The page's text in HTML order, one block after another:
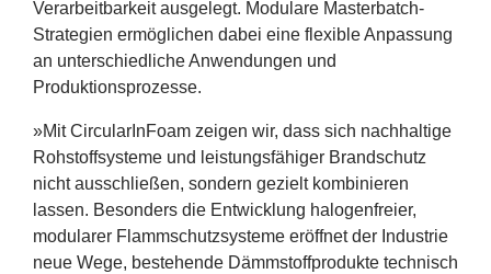
Verarbeitbarkeit ausgelegt. Modulare Masterbatch-
Strategien ermöglichen dabei eine flexible Anpassung
an unterschiedliche Anwendungen und
Produktionsprozesse.
»Mit CircularInFoam zeigen wir, dass sich nachhaltige
Rohstoffsysteme und leistungsfähiger Brandschutz
nicht ausschließen, sondern gezielt kombinieren
lassen. Besonders die Entwicklung halogenfreier,
modularer Flammschutzsysteme eröffnet der Industrie
neue Wege, bestehende Dämmstoffprodukte technisch